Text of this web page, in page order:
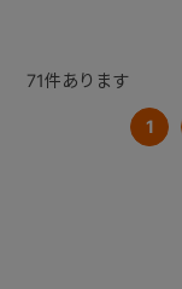
71件あります
1